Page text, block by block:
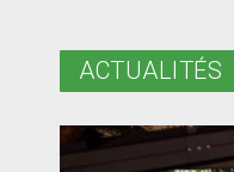
ACTUALITÉS